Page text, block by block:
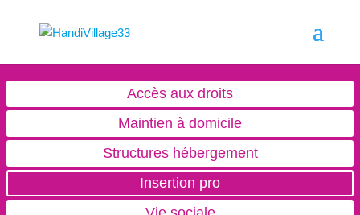
Accès aux droits
Maintien à domicile
Structures hébergement
Insertion pro